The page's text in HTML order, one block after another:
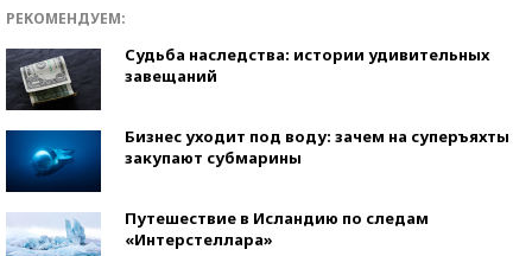
РЕКОМЕНДУЕМ:
Судьба наследства: истории удивительных
завещаний
Бизнес уходит под воду: зачем на суперъяхты
закупают субмарины
Путешествие в Исландию по следам
«Интерстеллара»